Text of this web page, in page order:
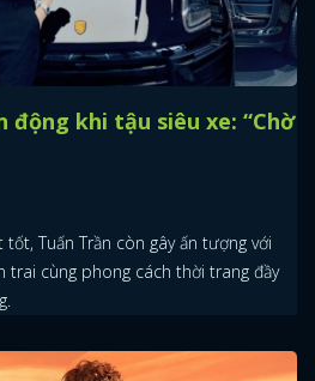
động khi tậu siêu xe: “Chờ
Tuấn Trần còn gây ấn tượng với
trai cùng phong cách thời trang đầy